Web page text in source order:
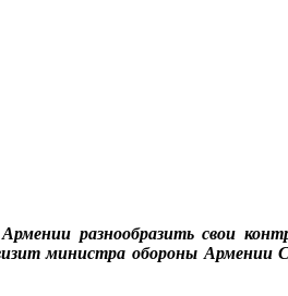
разнообразить свои
министра обороны Армении